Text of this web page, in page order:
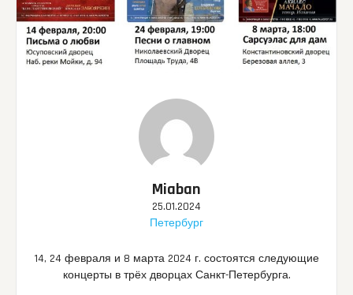
Miaban
25.01.2024
Петербург
14, 24 февраля и 8 марта 2024 г. состоятся следующие
концерты в трёх дворцах Санкт-Петербурга.